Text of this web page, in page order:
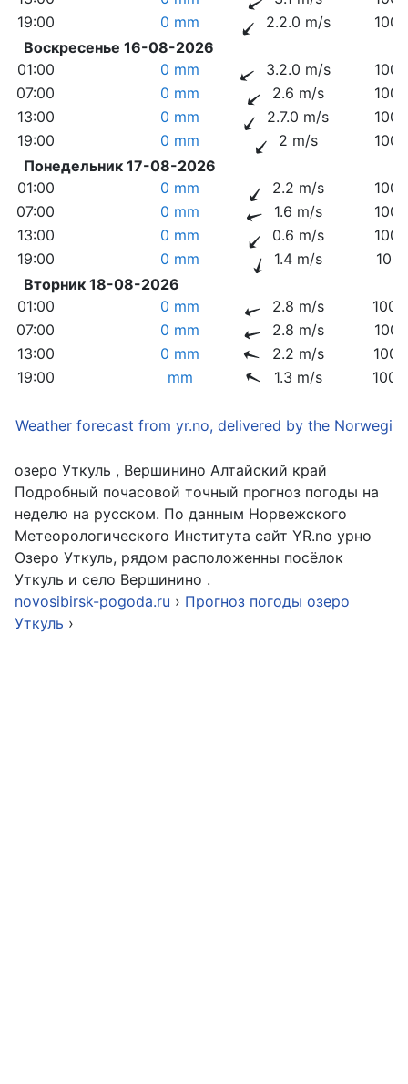
19:00
0 mm 2.2.0 m/s
Воскресенье 16-08-2026
01:00
0 mm 3.2.0 m/s
07:00
0 mm 2.6 m/s
13:00
0 mm 2.7.0 m/s
19:00
0 mm 2 m/s
Понедельник 17-08-2026
01:00
0 mm 2.2 m/s
07:00
0 mm 1.6 m/s
13:00
0 mm 0.6 m/s
19:00
0 mm 1.4 m/s
Вторник 18-08-2026
01:00
0 mm 2.8 m/s
07:00
0 mm 2.8 m/s
13:00
0 mm 2.2 m/s
19:00
mm 1.3 m/s
Weather forecast from yr.no, delivered by the
озеро Уткуль , Вершинино Алтайский край
Подробный почасовой точный прогноз погоды на
неделю на русском. По данным Норвежского
Метеорологического Института сайт YR.no урно
Озеро Уткуль, рядом расположенны посёлок
Уткуль и село Вершинино .
novosibirsk-pogoda.ru › Прогноз погоды озеро
Уткуль ›